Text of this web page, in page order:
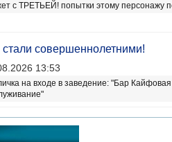
с ТРЕТЬЕЙ! попытки этому персонажу
совершеннолетними!
13:53
на входе в заведение: "Бар